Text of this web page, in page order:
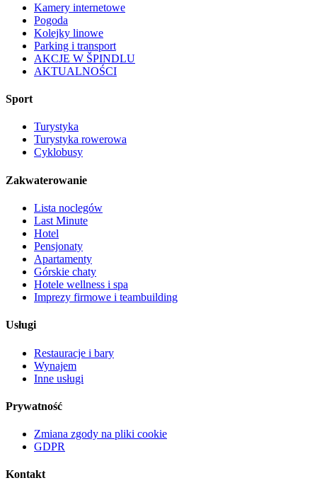
Kamery internetowe
Pogoda
Kolejky linowe
Parking i transport
AKCJE W ŠPINDLU
AKTUALNOŚCI
Sport
Turystyka
Turystyka rowerowa
Cyklobusy
Zakwaterowanie
Lista noclegów
Last Minute
Hotel
Pensjonaty
Apartamenty
Górskie chaty
Hotele wellness i spa
Imprezy firmowe i teambuilding
Usługi
Restauracje i bary
Wynajem
Inne usługi
Prywatność
Zmiana zgody na pliki cookie
GDPR
Kontakt